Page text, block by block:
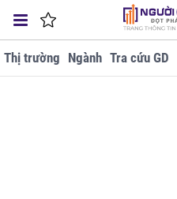
Thị trường Ngành Tra cứu GD